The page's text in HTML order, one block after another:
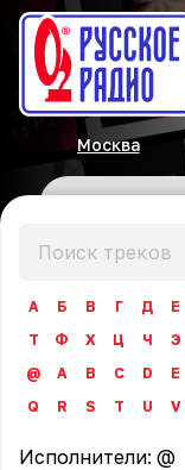
Москва
А Б В Г Д Е
Т
Ф Х Ц Ч Э
@
A B C D E
Q
R S T U V
Исполнители: @